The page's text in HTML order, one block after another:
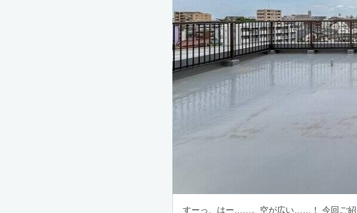
すーっ、はー……。空が広い……！ 今回ご紹